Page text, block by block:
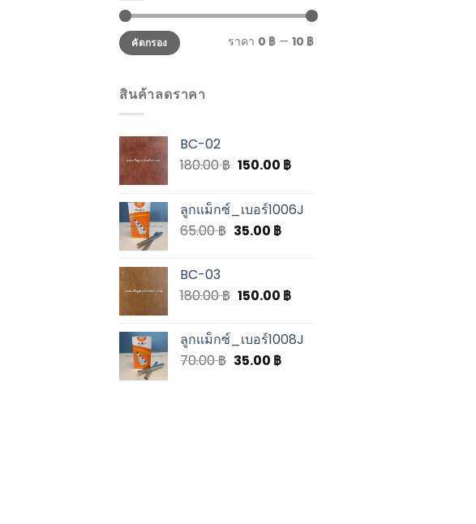
คัดกรอง ราคา 0 ฿ — 10 ฿
สินค้าลดราคา
BC-02
180.00฿ 150.00 ฿
ลูกแม็กซ์_เบอร์1006J
65.00฿ 35.00 ฿
BC-03
180.00฿ 150.00 ฿
ลูกแม็กซ์_เบอร์1008J
70.00฿ 35.00 ฿